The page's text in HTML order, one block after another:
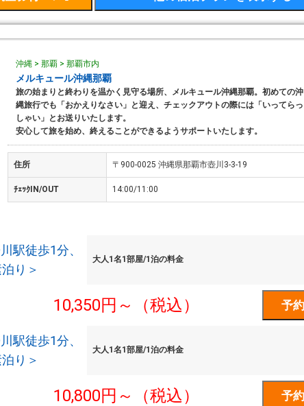
沖縄 > 那覇 > 那覇市内
メルキュール沖縄那覇
旅の始まりと終わりを温かく見守る場所、メルキュール沖縄那覇。初めての沖
縄旅行でも「おかえりなさい」と迎え、チェックアウトの際には「いってらっ
しゃい」とお送りいたします。
安心して旅を始め、終えることができるようサポートいたします。
住所 〒900-0025 沖縄県那覇市壺川3-3-19
ﾁｪｯｸIN/OUT 14:00/11:00
駅徒歩1分、
り＞
大人1名1部屋/1泊の料金
10,350円～（税込）
駅徒歩1分、
り＞
大人1名1部屋/1泊の料金
10,800円～（税込）